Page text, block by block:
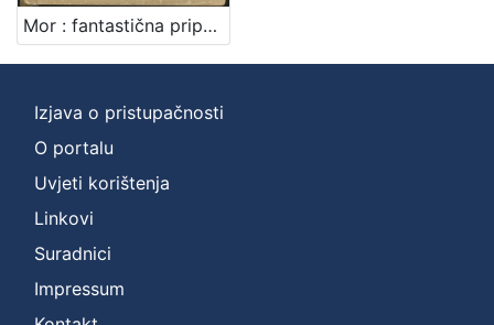
Mor : fantastična pripovijest / Đuro Sudeta
Izjava o pristupačnosti
O portalu
Uvjeti korištenja
Linkovi
Suradnici
Impressum